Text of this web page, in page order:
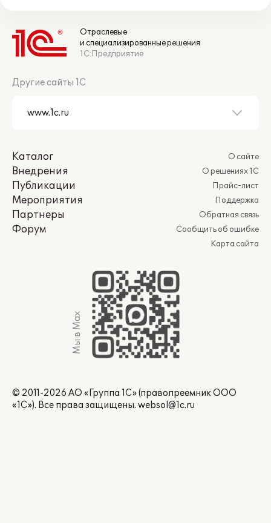
Отраслевые
и специализированные решения
1С:Предприятие
Другие сайты 1С
Каталог
Внедрения
Публикации
Мероприятия
Партнеры
Форум
О сайте
О решениях 1С
Прайс-лист
Поддержка
Обратная связь
Сообщить об ошибке
Карта сайта
Мы в Max
© 2011-2026 АО «Группа 1С» (правопреемник ООО
«1С»). Все права защищены. websol@1c.ru